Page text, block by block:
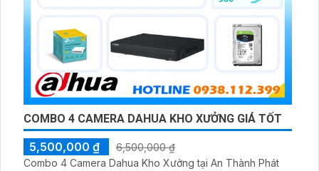
COMBO 4 CAMERA DAHUA KHO XƯỞNG GIÁ TỐT
5,500,000 ₫
6,500,000 ₫
Combo 4 Camera Dahua Kho Xưởng tại An Thành Phát